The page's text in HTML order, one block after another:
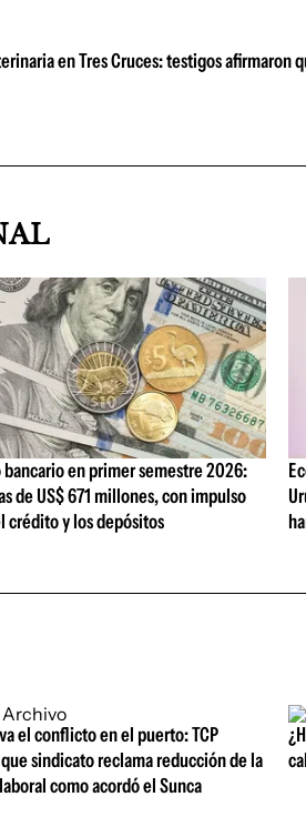
en Tres Cruces: testigos afirmaron
bancario en primer semestre 2026:
de US$ 671 millones, con impulso
crédito y los depósitos
el conflicto en el puerto: TCP
sindicato reclama reducción de la
como acordó el Sunca